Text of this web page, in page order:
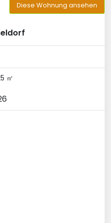
Diese Wohnung ansehen
㎡